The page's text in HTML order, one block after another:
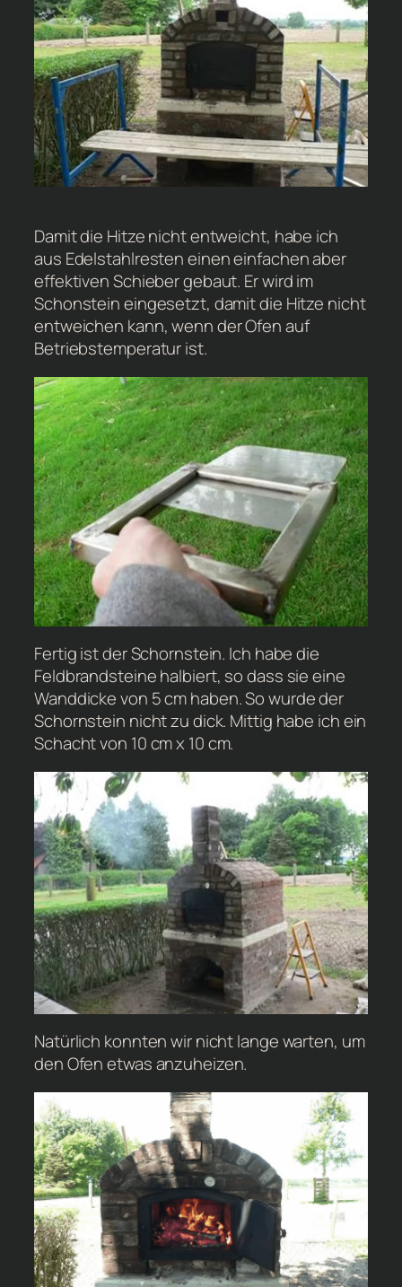
Damit die Hitze nicht entweicht, habe ich
aus Edelstahlresten einen einfachen aber
effektiven Schieber gebaut. Er wird im
Schonstein eingesetzt, damit die Hitze nicht
entweichen kann, wenn der Ofen auf
Betriebstemperatur ist.
Fertig ist der Schornstein. Ich habe die
Feldbrandsteine halbiert, so dass sie eine
Wanddicke von 5 cm haben. So wurde der
Schornstein nicht zu dick. Mittig habe ich ein
Schacht von 10 cm x 10 cm.
Natürlich konnten wir nicht lange warten, um
den Ofen etwas anzuheizen.